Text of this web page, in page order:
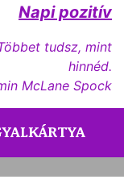
Napi pozitív
tudsz, mint
hinnéd.
McLane Spock
visszatér
Next